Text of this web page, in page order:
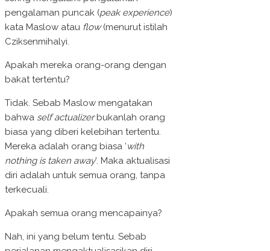
pengalaman puncak (peak experience)
kata Maslow atau flow(menurut istilah
Cziksenmihalyi.
Apakah mereka orang-orang dengan
bakat tertentu?
Tidak. Sebab Maslow mengatakan
bahwa self actualizerbukanlah orang
biasa yang diberi kelebihan tertentu.
Mereka adalah orang biasa ‘with
nothing is taken away’. Maka aktualisasi
diri adalah untuk semua orang, tanpa
terkecuali.
Apakah semua orang mencapainya?
Nah, ini yang belum tentu. Sebab